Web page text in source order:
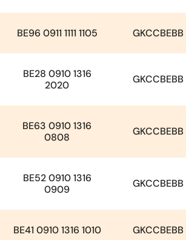
BE96 0911 1111 1105 GKCCBEBB
BE28 0910 1316
2020
GKCCBEBB
BE63 0910 1316
0808
GKCCBEBB
BE52 0910 1316
0909
GKCCBEBB
BE41 0910 1316 1010 GKCCBEBB